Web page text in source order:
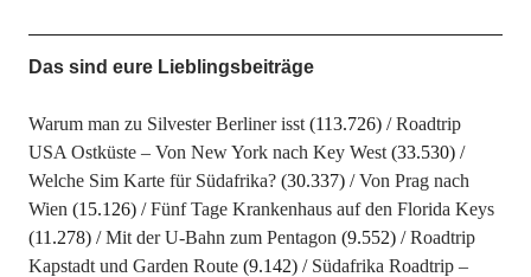
Das sind eure Lieblingsbeiträge
Warum man zu Silvester Berliner isst (113.726)
Roadtrip
USA Ostküste – Von New York nach Key West (33.530)
Welche Sim Karte für Südafrika? (30.337)
Von Prag nach
Wien (15.126)
Fünf Tage Krankenhaus auf den Florida Keys
(11.278)
Mit der U-Bahn zum Pentagon (9.552)
Roadtrip
Kapstadt und Garden Route (9.142)
Südafrika Roadtrip –